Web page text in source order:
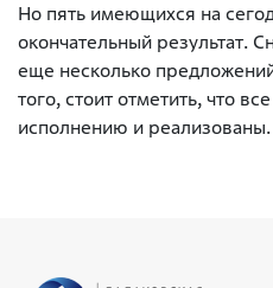
Но пять имеющихся на
окончательный результат.
еще несколько
того, стоит отметить, что
исполнению и реализованы.